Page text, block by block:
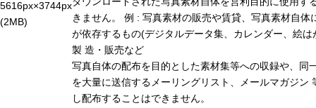
5616px×3744px
(2MB)
きません。 例 : 写真素材の販売や賃貸、写真素材自体
が依存するもの(デジタルデータ集、カレンダー、絵は
製 造・販売など
写真自体の配布を目的とした素材集等への収録や、同
を大量に送信するメーリングリスト、メールマガジン
し配布することはできません。